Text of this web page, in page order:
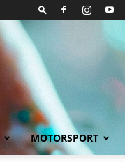
MOTORSPORT